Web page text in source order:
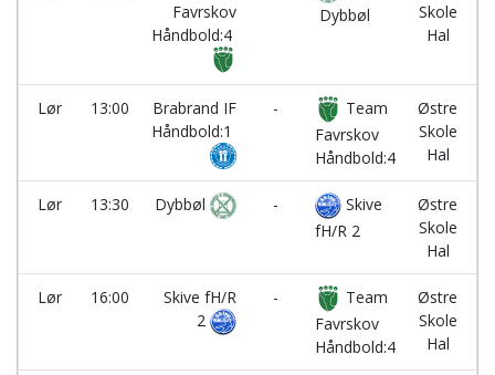
Favrskov
Håndbold:4
Dybbøl
Skole
Hal
Lør 13:00
Brabrand IF
Håndbold:1
-
Team
Favrskov
Håndbold:4
Østre
Skole
Hal
Lør 13:30 Dybbøl -
Skive
fH/R 2
Østre
Skole
Hal
Lør 16:00
Skive fH/R
2
-
Team
Favrskov
Håndbold:4
Østre
Skole
Hal